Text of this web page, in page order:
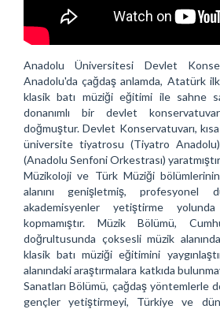
Anadolu Üniversitesi Devlet
Anadolu'da çağdaş anlamda, Atatürk
klasik batı müziği eğitimi ile sahne
donanımlı bir devlet
doğmuştur. Devlet Konservatuvarı,
üniversite tiyatrosu (Tiyatro
(Anadolu Senfoni Orkestrası) yaratmıştır.
Müzikoloji ve Türk Müziği
alanını genişletmiş, profesyonel
akademisyenler yetiştirme yolunda
kopmamıştır. Müzik Bölümü,
doğrultusunda çoksesli müzik
klasik batı müziği eğitimini
alanındaki araştırmalara katkıda
Sanatları Bölümü, çağdaş yöntemlerle
gençler yetiştirmeyi, Türkiye ve